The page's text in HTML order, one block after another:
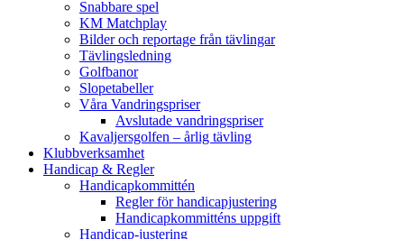
Snabbare spel
KM Matchplay
Bilder och reportage från tävlingar
Tävlingsledning
Golfbanor
Slopetabeller
Våra Vandringspriser
Avslutade vandringspriser
Kavaljersgolfen – årlig tävling
Klubbverksamhet
Handicap & Regler
Handicapkommittén
Regler för handicapjustering
Handicapkommitténs uppgift
Handicap-justering